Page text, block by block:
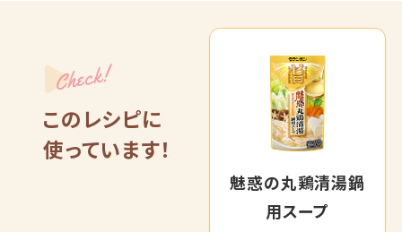
Check!
このレシピに
使っています！
魅惑の丸鶏清湯鍋
用スープ